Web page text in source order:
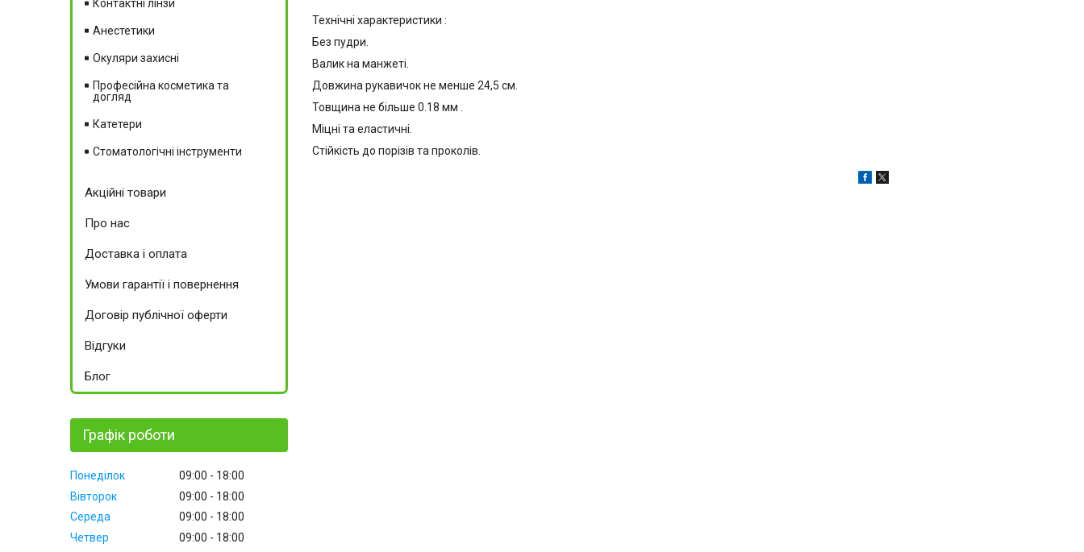
Технічні характеристики :
Без пудри.
Валик на манжеті.
Довжина рукавичок не менше 24,5 см.
Товщина не більше 0.18 мм .
Міцні та еластичні.
Стійкість до порізів та проколів.
Контактні лінзи
Анестетики
Окуляри захисні
Професійна косметика та
догляд
Катетери
Стоматологічні інструменти
Акційні товари
Про нас
Доставка і оплата
Умови гарантії і повернення
Договір публічної оферти
Відгуки
Блог
Графік роботи
Понеділок 09:00
18:00
Вівторок
09:00
18:00
Середа
09:00
18:00
Четвер
09:00
18:00